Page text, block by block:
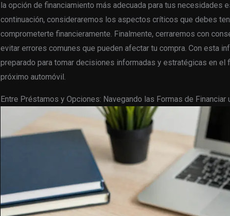
la opción de financiamiento más adecuada para tus necesidades
continuación, consideraremos los aspectos críticos que debes
comprometerte financieramente. Finalmente, cerraremos con
evitar errores comunes que pueden afectar tu compra. Con esta
preparado para tomar decisiones informadas y estratégicas en el
próximo automóvil.
Entre Préstamos y Opciones: Navegando las Formas de Financiar